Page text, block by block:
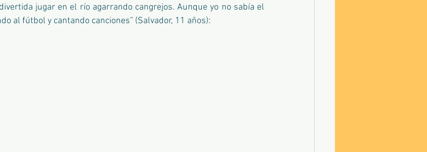
jugar en el río agarrando cangrejos. Aunque yo no sabía el
al fútbol y cantando canciones” (Salvador, 11 años):